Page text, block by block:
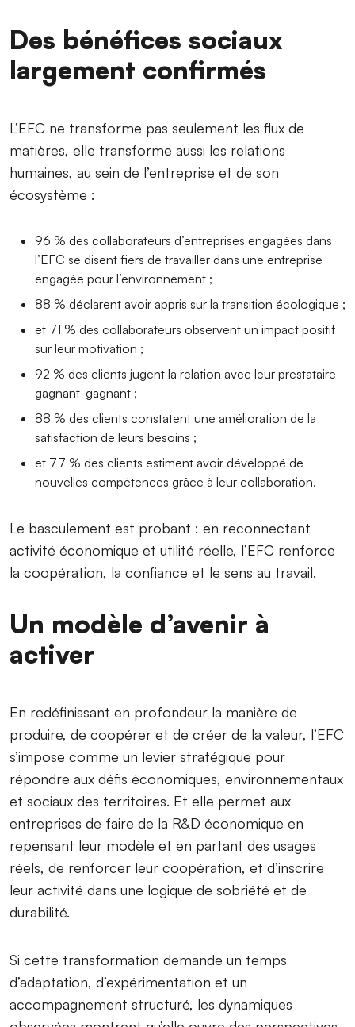
Des bénéfices sociaux
largement confirmés
L’EFC ne transforme pas seulement les flux de
matières, elle transforme aussi les relations
humaines, au sein de l’entreprise et de son
écosystème :
96 % des collaborateurs d’entreprises engagées dans
l’EFC se disent fiers de travailler dans une entreprise
engagée pour l’environnement ;
88 % déclarent avoir appris sur la transition écologique ;
et 71 % des collaborateurs observent un impact positif
sur leur motivation ;
92 % des clients jugent la relation avec leur prestataire
gagnant-gagnant ;
88 % des clients constatent une amélioration de la
satisfaction de leurs besoins ;
et 77 % des clients estiment avoir développé de
nouvelles compétences grâce à leur collaboration.
Le basculement est probant : en reconnectant
activité économique et utilité réelle, l’EFC renforce
la coopération, la confiance et le sens au travail.
Un modèle d’avenir à
activer
En redéfinissant en profondeur la manière de
produire, de coopérer et de créer de la valeur, l’EFC
s’impose comme un levier stratégique pour
répondre aux défis économiques, environnementaux
et sociaux des territoires. Et elle permet aux
entreprises de faire de la R&D économique en
repensant leur modèle et en partant des usages
réels, de renforcer leur coopération, et d’inscrire
leur activité dans une logique de sobriété et de
durabilité.
Si cette transformation demande un temps
d’adaptation, d’expérimentation et un
accompagnement structuré, les dynamiques